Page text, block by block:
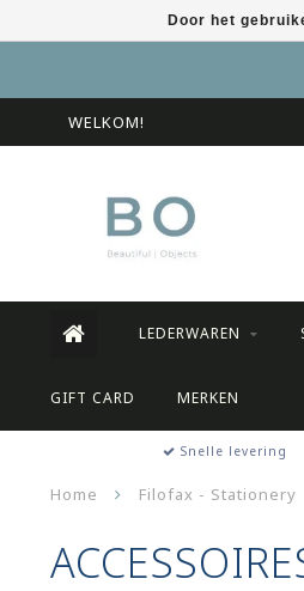
WELKOM!
LEDERWAREN
GIFT CARD MERKEN
Snelle levering
Home Filofax - Stationery
Door het